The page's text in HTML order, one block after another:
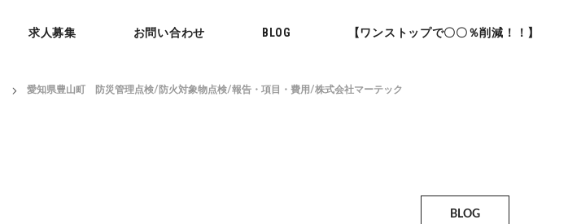
求人募集 お問い合わせ BLOG 【ワンストップで〇〇％削減！！】
愛知県豊山町 防災管理点検/防火対象物点検/報告・項目・費用/株式会社マーテック
BLOG